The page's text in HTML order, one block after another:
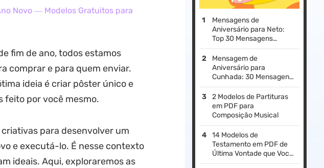
Novo ― Modelos Gratuitos para
fim de ano, todos estamos
comprar e para quem enviar.
ideia é criar pôster único e
feito por você mesmo.
para desenvolver um
e executá-lo. É nesse contexto
ideais. Aqui, exploraremos as
Mensagens de
Aniversário para Neto:
Top 30 Mensagens
Encantadoras e Modelos
Digitais
Mensagem de
Aniversário para
Cunhada: 30 Mensagens
Alegres e Ideias para
Cartões
2 Modelos de Partituras
em PDF para
Composição Musical
14 Modelos de
Testamento em PDF de
Última Vontade que Você
Pode Usar